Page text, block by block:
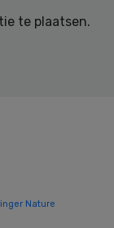
te plaatsen.
Nature